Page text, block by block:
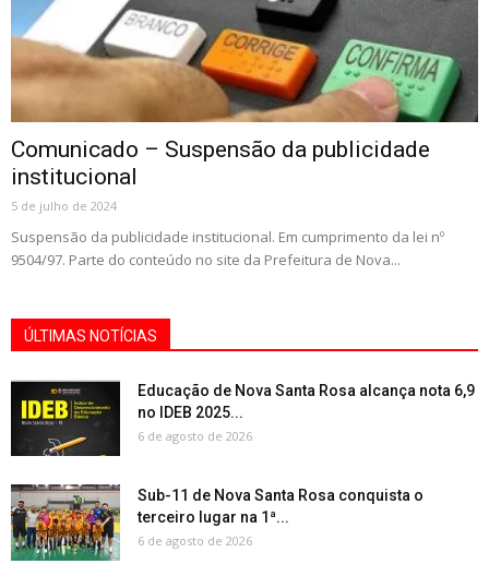
Comunicado – Suspensão da publicidade
institucional
5 de julho de 2024
Suspensão da publicidade institucional. Em cumprimento da lei nº
9504/97. Parte do conteúdo no site da Prefeitura de Nova...
ÚLTIMAS NOTÍCIAS
Educação de Nova Santa Rosa alcança nota 6,9
no IDEB 2025...
6 de agosto de 2026
Sub-11 de Nova Santa Rosa conquista o
terceiro lugar na 1ª...
6 de agosto de 2026